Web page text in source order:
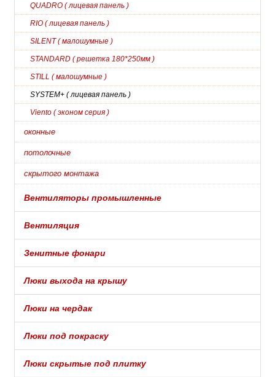
QUADRO ( лицевая панель )
RIO ( лицевая панель )
SILENT ( малошумные )
STANDARD ( решетка 180*250мм )
STILL ( малошумные )
SYSTEM+ ( лицевая панель )
Viento ( эконом серия )
оконные
потолочные
скрытого монтажа
Вентиляторы промышленные
Вентиляция
Зенитные фонари
Люки выхода на крышу
Люки на чердак
Люки под покраску
Люки скрытые под плитку